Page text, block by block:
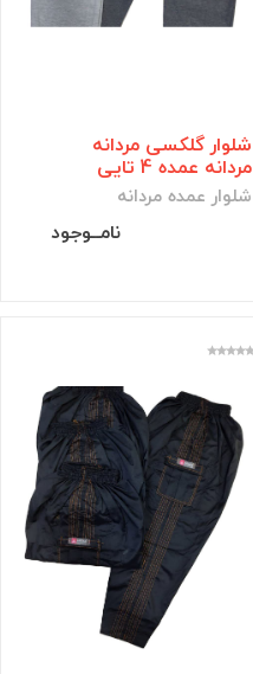
شلوار گلکسی مردانه
مردانه عمده 4 تایی
شلوار عمده مردانه
نامــوجود